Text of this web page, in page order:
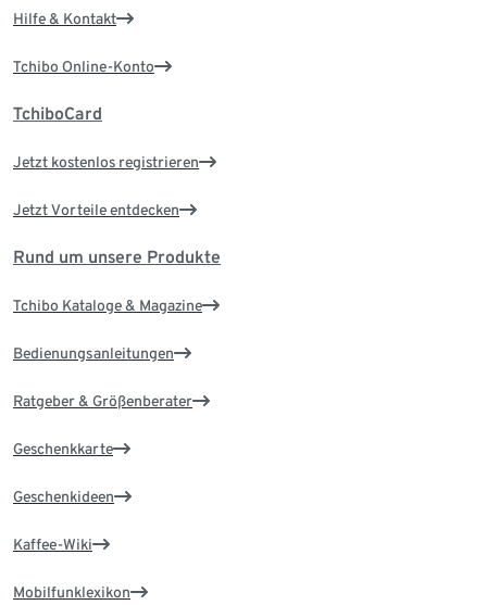
Hilfe & Kontakt
Tchibo Online-Konto
TchiboCard
Jetzt kostenlos registrieren
Jetzt Vorteile entdecken
Rund um unsere Produkte
Tchibo Kataloge & Magazine
Bedienungsanleitungen
Ratgeber & Größenberater
Geschenkkarte
Geschenkideen
Kaffee-Wiki
Mobilfunklexikon